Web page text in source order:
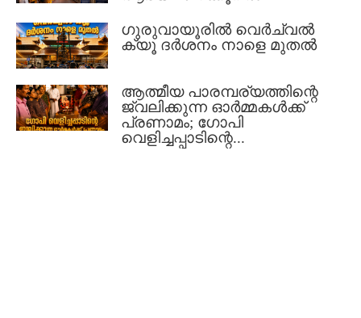
ഗുരുവായൂരിൽ വെർച്വൽ
ക്യൂ ദർശനം നാളെ മുതൽ
ആത്മീയ പാരമ്പര്യത്തിന്റെ
ജ്വലിക്കുന്ന ഓർമ്മകൾക്ക്
പ്രണാമം; ഗോപി
വെളിച്ചപ്പാടിന്റെ...